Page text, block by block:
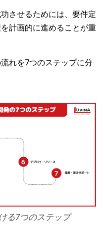
させるためには、要件定
計画的に進めることが重
れを7つのステップに分
る7つのステップ